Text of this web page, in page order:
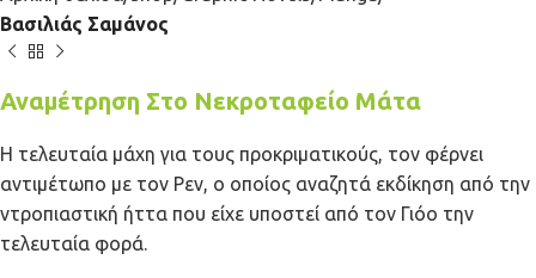
Βασιλιάς Σαμάνος
Αναμέτρηση Στο Νεκροταφείο Μάτα
Η τελευταία μάχη για τους προκριματικούς, τον φέρνει
αντιμέτωπο με τον Ρεν, ο οποίος αναζητά εκδίκηση από την
ντροπιαστική ήττα που είχε υποστεί από τον Γιόο την
τελευταία φορά.